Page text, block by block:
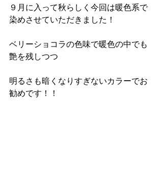
９月に入って秋らしく今回は暖色系で
染めさせていただきました！
ベリーショコラの色味で暖色の中でも
艶を残しつつ
明るさも暗くなりすぎないカラーでお
勧めです！！